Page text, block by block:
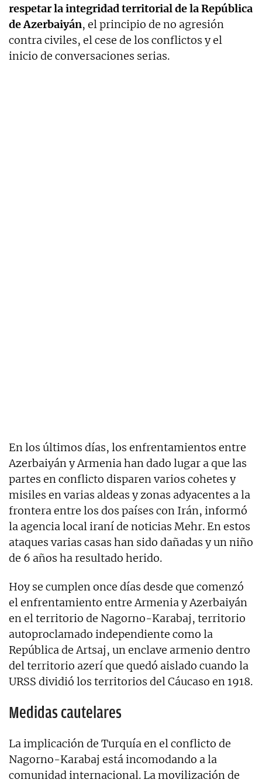
respetar la integridad territorial de la República
de Azerbaiyán, el principio de no agresión
contra civiles, el cese de los conflictos y el
inicio de conversaciones serias.
En los últimos días, los enfrentamientos entre
Azerbaiyán y Armenia han dado lugar a que las
partes en conflicto disparen varios cohetes y
misiles en varias aldeas y zonas adyacentes a la
frontera entre los dos países con Irán, informó
la agencia local iraní de noticias Mehr. En estos
ataques varias casas han sido dañadas y un niño
de 6 años ha resultado herido.
Hoy se cumplen once días desde que comenzó
el enfrentamiento entre Armenia y Azerbaiyán
en el territorio de Nagorno-Karabaj, territorio
autoproclamado independiente como la
República de Artsaj, un enclave armenio dentro
del territorio azerí que quedó aislado cuando la
URSS dividió los territorios del Cáucaso en 1918.
Medidas cautelares
La implicación de Turquía en el conflicto de
Nagorno-Karabaj está incomodando a la
comunidad internacional. La movilización de